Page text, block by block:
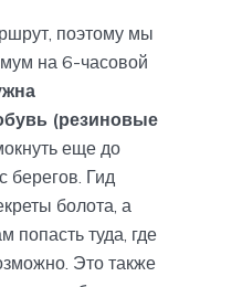
поэтому мы
на 6-часовой
(резиновые
еще до
берегов. Гид
болота, а
попасть туда, где
Это также